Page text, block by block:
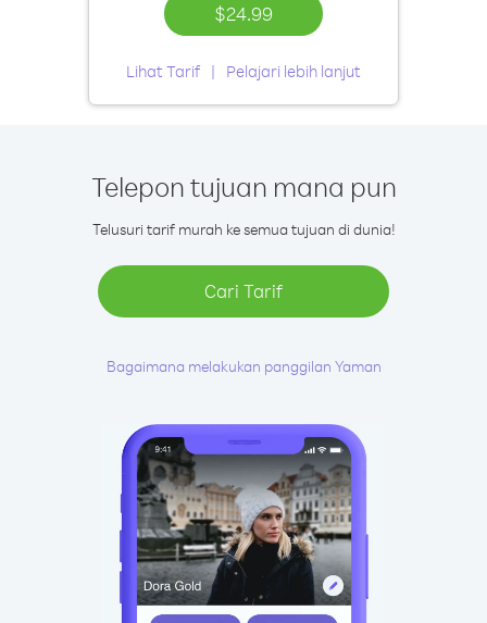
$24.99
Lihat Tarif Pelajari lebih lanjut
Telepon tujuan mana pun
Telusuri tarif murah ke semua tujuan di dunia!
Cari Tarif
Bagaimana melakukan panggilan Yaman